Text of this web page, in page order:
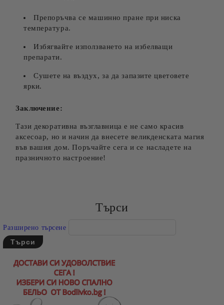
Препоръчва се машинно пране при ниска
температура.
Избягвайте използването на избелващи
препарати.
Сушете на въздух, за да запазите цветовете
ярки.
Заключение:
Тази декоративна възглавница е не само красив
аксесоар, но и начин да внесете великденската магия
във вашия дом. Поръчайте сега и се насладете на
празничното настроение!
Търси
Разширено търсене